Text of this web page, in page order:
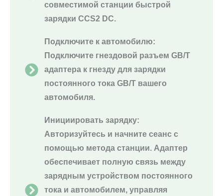
совместимой станции быстрой
зарядки CCS2 DC.
Подключите к автомобилю:
Подключите гнездовой разъем GB/T
адаптера к гнезду для зарядки
постоянного тока GB/T вашего
автомобиля.
Инициировать зарядку:
Авторизуйтесь и начните сеанс с
помощью метода станции. Адаптер
обеспечивает полную связь между
зарядным устройством постоянного
тока и автомобилем, управляя